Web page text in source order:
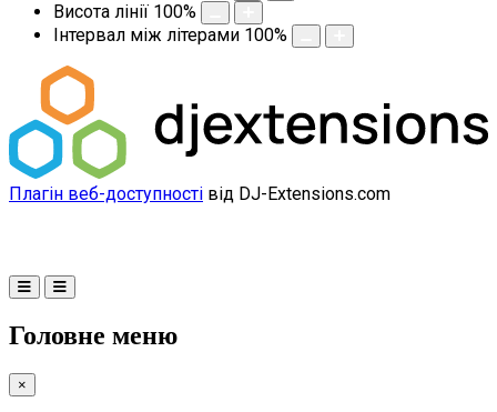
Висота лінії 100%
Інтервал між літерами 100%
Плагін веб-доступності від DJ-Extensions.com
Головне меню
×